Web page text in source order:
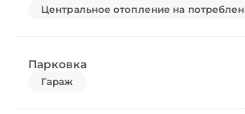
Центральное отопление на
Парковка
Гараж